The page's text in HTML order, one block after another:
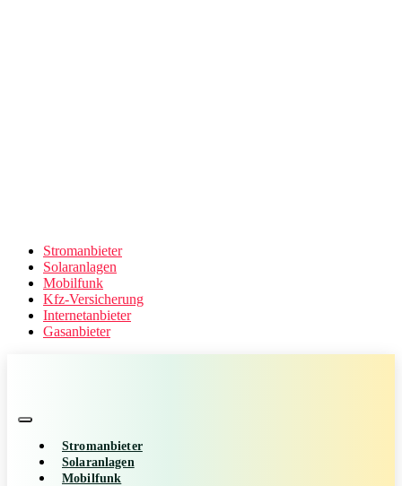
Stromanbieter
Solaranlagen
Mobilfunk
Kfz-Versicherung
Internetanbieter
Gasanbieter
Stromanbieter
Solaranlagen
Mobilfunk